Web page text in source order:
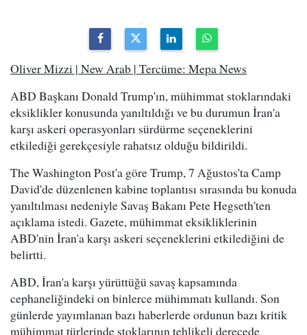
Oliver Mizzi | New Arab | Tercüme: Mepa News
ABD Başkanı Donald Trump'ın, mühimmat stoklarındaki
eksiklikler konusunda yanıltıldığı ve bu durumun İran'a
karşı askeri operasyonları sürdürme seçeneklerini
etkilediği gerekçesiyle rahatsız olduğu bildirildi.
The Washington Post'a göre Trump, 7 Ağustos'ta Camp
David'de düzenlenen kabine toplantısı sırasında bu konuda
yanıltılması nedeniyle Savaş Bakanı Pete Hegseth'ten
açıklama istedi. Gazete, mühimmat eksikliklerinin
ABD'nin İran'a karşı askeri seçeneklerini etkilediğini de
belirtti.
ABD, İran'a karşı yürüttüğü savaş kapsamında
cephaneliğindeki on binlerce mühimmatı kullandı. Son
günlerde yayımlanan bazı haberlerde ordunun bazı kritik
mühimmat türlerinde stoklarının tehlikeli derecede